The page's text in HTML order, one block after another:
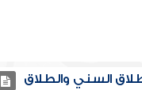
السني والطلاق